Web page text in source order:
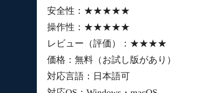
安全性：★★★★★
操作性：★★★★★
レビュー（評価）：★★★★
価格：無料（お試し版があり）
対応言語：日本語可